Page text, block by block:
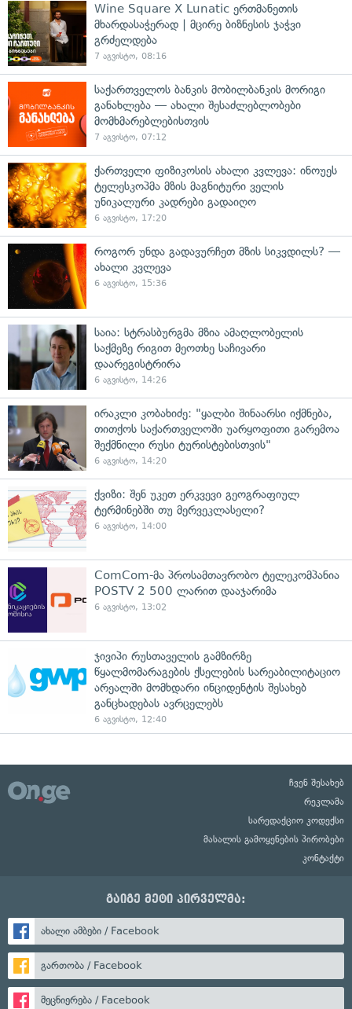
Wine Square X Lunatic ერთმანეთის
მხარდასაჭერად | მცირე ბიზნესის ჯაჭვი
გრძელდება
7 აგვისტო, 08:16
საქართველოს ბანკის მობილბანკის მორიგი
განახლება — ახალი შესაძლებლობები
მომხმარებლებისთვის
7 აგვისტო, 07:12
ქართველი ფიზიკოსის ახალი კვლევა: ინოუეს
ტელესკოპმა მზის მაგნიტური ველის
უნიკალური კადრები გადაიღო
6 აგვისტო, 17:20
როგორ უნდა გადავურჩეთ მზის სიკვდილს? —
ახალი კვლევა
6 აგვისტო, 15:36
საია: სტრასბურგმა მზია ამაღლობელის
საქმეზე რიგით მეოთხე საჩივარი
დაარეგისტრირა
6 აგვისტო, 14:26
ირაკლი კობახიძე: "ყალბი შინაარსი იქმნება,
თითქოს საქართველოში უარყოფითი გარემოა
შექმნილი რუსი ტურისტებისთვის"
6 აგვისტო, 14:20
ქვიზი: შენ უკეთ ერკვევი გეოგრაფიულ
ტერმინებში თუ მერვეკლასელი?
6 აგვისტო, 14:00
ComCom-მა პროსამთავრობო ტელეკომპანია
POSTV 2 500 ლარით დააჯარიმა
6 აგვისტო, 13:02
ჯივიპი რუსთაველის გამზირზე
წყალმომარაგების ქსელების სარეაბილიტაციო
არეალში მომხდარი ინციდენტის შესახებ
განცხადებას ავრცელებს
6 აგვისტო, 12:40
ჩვენ შესახებ
რეკლამა
სარედაქციო კოდექსი
მასალის გამოყენების პირობები
კონტაქტი
გაიგე მეტი პირველმა:
ახალი ამბები / Facebook
გართობა / Facebook
მეცნიერება / Facebook